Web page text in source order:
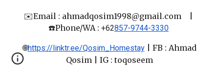
✉️Email : ahmadqosim1998@gmail.com
☎️Phone/WA : +62857-9744-3330
🌐https://linktr.ee/Qosim_Homestay
FB : Ahmad
Qosim
| IG : toqoseem